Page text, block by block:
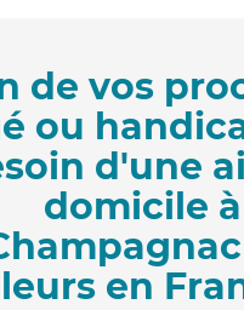
de vos
ou
d'une
domicile à
en